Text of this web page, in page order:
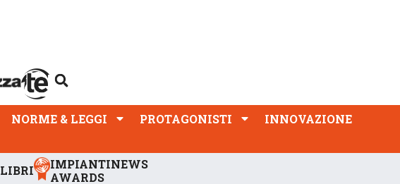
NORME & LEGGI PROTAGONISTI
INNOVAZIONE
LIBRI
IMPIANTINEWS
AWARDS